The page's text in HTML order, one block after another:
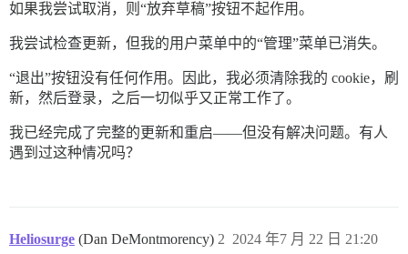
如果我尝试取消，则“放弃草稿”按钮不起作用。
我尝试检查更新，但我的用户菜单中的“管理”菜单已消失。
“退出”按钮没有任何作用。因此，我必须清除我的 cookie，刷
新，然后登录，之后一切似乎又正常工作了。
我已经完成了完整的更新和重启——但没有解决问题。有人
遇到过这种情况吗？
Heliosurge (Dan DeMontmorency) 2024 年7 月 22 日 21:20
2